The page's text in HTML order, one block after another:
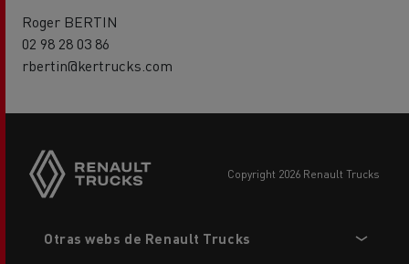
Roger BERTIN
02 98 28 03 86
rbertin@kertrucks.com
copyright 2026 Renault Trucks
menu
Otras webs de Renault Trucks